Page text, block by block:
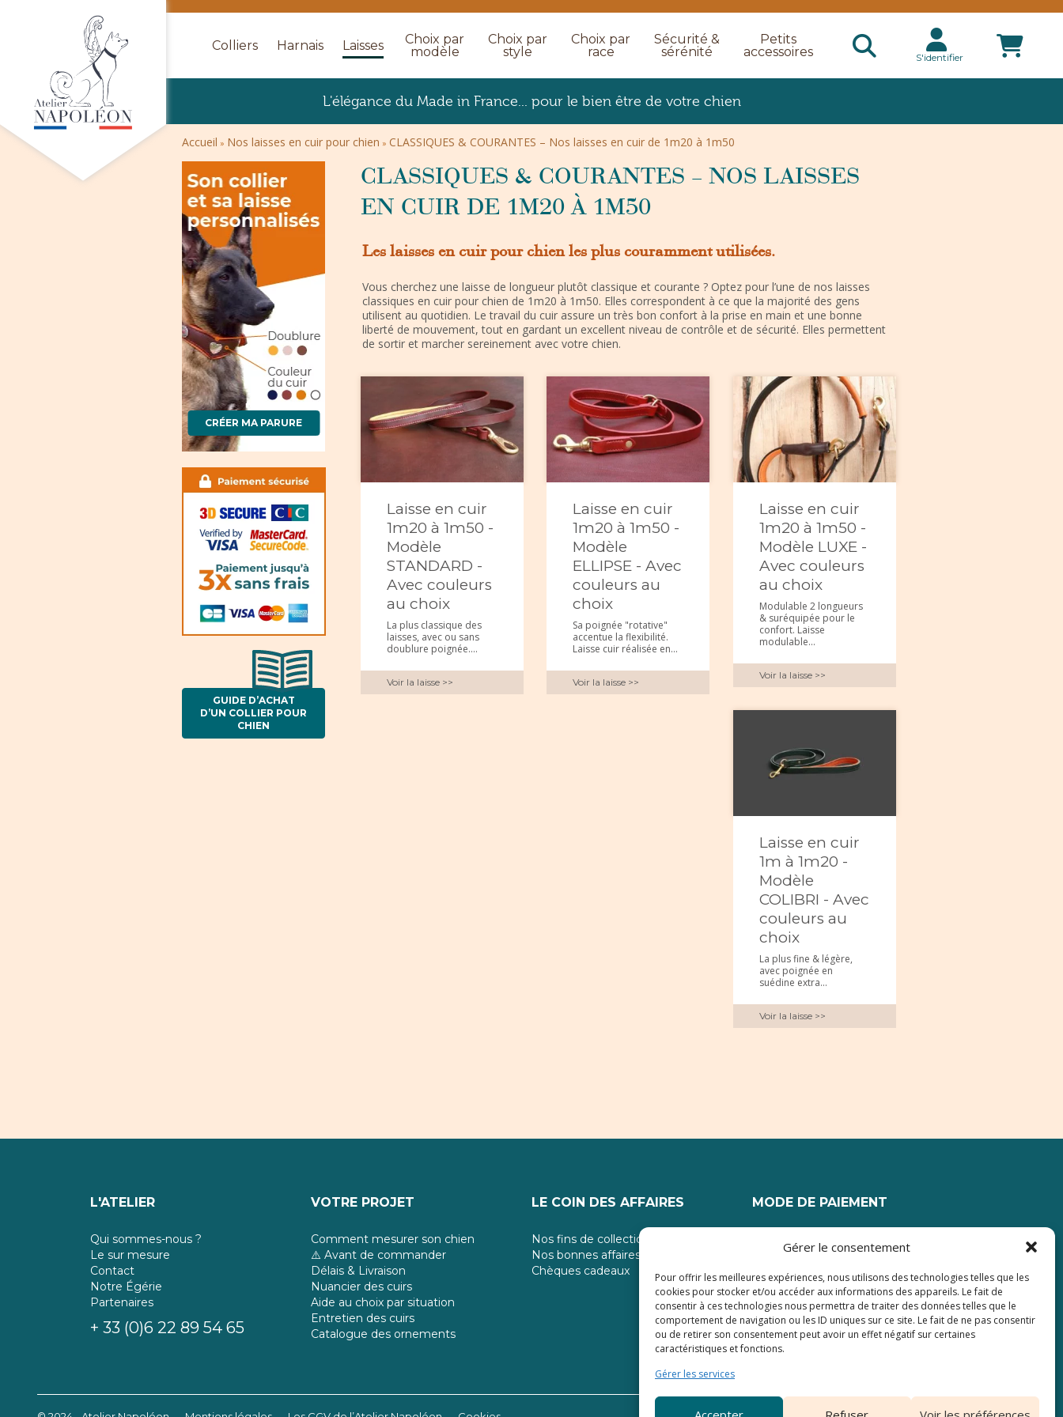
Gérer le consentement
Pour offrir les meilleures expériences, nous utilisons des technologies telles que les
cookies pour stocker et/ou accéder aux informations des appareils. Le fait de
consentir à ces technologies nous permettra de traiter des données telles que le
comportement de navigation ou les ID uniques sur ce site. Le fait de ne pas consentir
ou de retirer son consentement peut avoir un effet négatif sur certaines
caractéristiques et fonctions.
Gérer les services
Colliers Harnais Laisses
Choix par
modèle
Choix par
style
Choix par
race
Sécurité &
sérénité
Petits
accessoires
S'identifier
L'élégance du Made in France... pour le bien être de votre chien
Accueil » Nos laisses en cuir pour chien » CLASSIQUES & COURANTES – Nos laisses en cuir de 1m20 à 1m50
CLASSIQUES & COURANTES – NOS LAISSES
EN CUIR DE 1M20 À 1M50
Les laisses en cuir pour chien les plus couramment utilisées.
Vous cherchez une laisse de longueur plutôt classique et courante ? Optez pour l’une de nos laisses
classiques en cuir pour chien de 1m20 à 1m50. Elles correspondent à ce que la majorité des gens
utilisent au quotidien. Le travail du cuir assure un très bon confort à la prise en main et une bonne
liberté de mouvement, tout en gardant un excellent niveau de contrôle et de sécurité. Elles permettent
de sortir et marcher sereinement avec votre chien.
Laisse en cuir
1m20 à 1m50 -
Modèle
STANDARD -
Avec couleurs
au choix
La plus classique des
laisses, avec ou sans
doublure poignée....
Voir la laisse >>
Laisse en cuir
1m20 à 1m50 -
Modèle
ELLIPSE - Avec
couleurs au
choix
Sa poignée "rotative"
accentue la flexibilité.
Laisse cuir réalisée en...
Voir la laisse >>
Laisse en cuir
1m20 à 1m50 -
Modèle LUXE -
Avec couleurs
au choix
Modulable 2 longueurs
& suréquipée pour le
confort. Laisse
modulable...
Voir la laisse >>
Laisse en cuir
1m à 1m20 -
Modèle
COLIBRI - Avec
couleurs au
choix
La plus fine & légère,
avec poignée en
suédine extra...
Voir la laisse >>
CRÉER MA PARURE
GUIDE D’ACHAT
D’UN COLLIER POUR
CHIEN
L'ATELIER
Qui sommes-nous ?
Le sur mesure
Contact
Notre Égérie
Partenaires
+ 33 (0)6 22 89 54 65
VOTRE PROJET
Comment mesurer son chien
⚠️ Avant de commander
Délais & Livraison
Nuancier des cuirs
Aide au choix par situation
Entretien des cuirs
Catalogue des ornements
LE COIN DES AFFAIRES
Nos fins de collection
Nos bonnes affaires
Chèques cadeaux
MODE DE PAIEMENT